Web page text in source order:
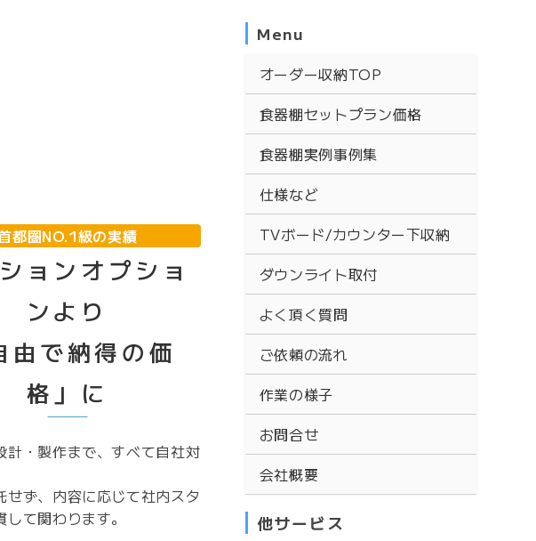
都圏NO.1級の実績
ョンオプショ
ンより
由で納得の価
格」に
計・製作まで、すべて自社対
せず、内容に応じて社内スタ
して関わります。
Menu
オーダー収納TOP
食器棚セットプラン価格
食器棚実例事例集
仕様など
TVボード/カウンター下収納
ダウンライト取付
よく頂く質問
ご依頼の流れ
作業の様子
お問合せ
会社概要
他サービス